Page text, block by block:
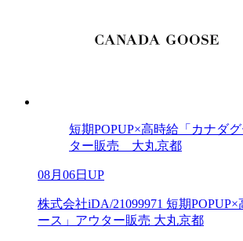
短期POPUP×高時給「カナダ
ター販売 大丸京都
08月06日UP
株式会社iDA/21099971 短期
ース」アウター販売 大丸京都